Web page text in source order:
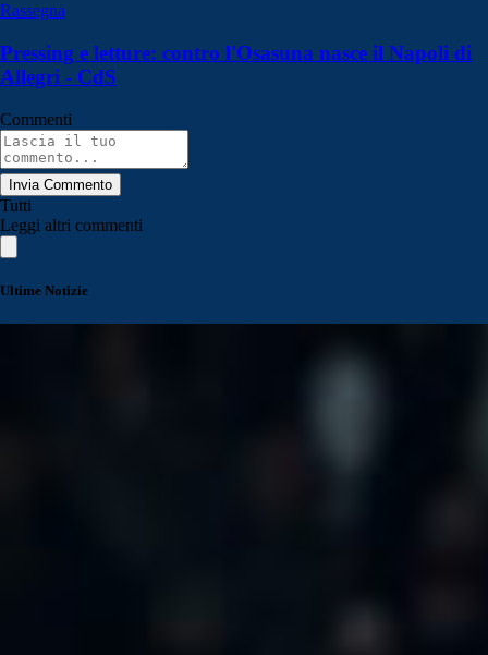
Rassegna
Pressing e letture: contro l'Osasuna nasce il Napoli di
Allegri - CdS
Commenti
Invia Commento
Tutti
Leggi altri commenti
Ultime Notizie